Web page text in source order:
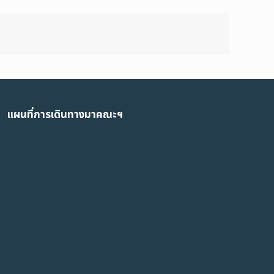
แผนที่การเดินทางมาคณะฯ